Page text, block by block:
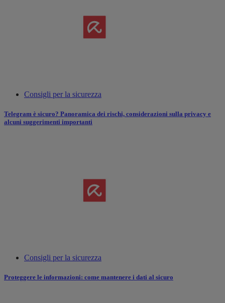
Consigli per la sicurezza
Telegram è sicuro? Panoramica dei rischi, considerazioni sulla privacy e
alcuni suggerimenti importanti
Consigli per la sicurezza
Proteggere le informazioni: come mantenere i dati al sicuro